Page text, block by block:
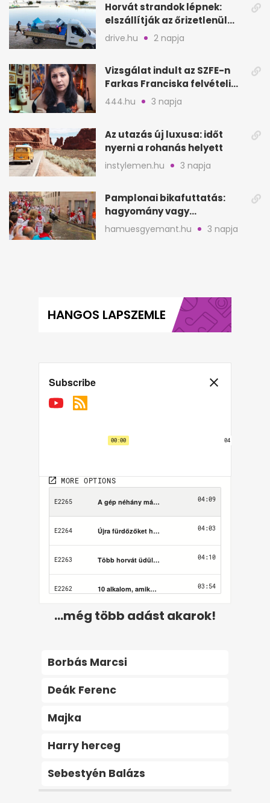
Horvát strandok lépnek:
elszállítják az őrizetlenül
hagyott törölközőket
drive.hu 2 napja
Vizsgálat indult az SZFE-n
Farkas Franciska felvételi
videója után
444.hu 3 napja
Az utazás új luxusa: időt
nyerni a rohanás helyett
instylemen.hu 3 napja
Pamplonai bikafuttatás:
hagyomány vagy
értelmetlen vérontás?
hamuesgyemant.hu 3 napja
HANGOS LAPSZEMLE
...még több adást akarok!
Borbás Marcsi
Deák Ferenc
Majka
Harry herceg
Sebestyén Balázs